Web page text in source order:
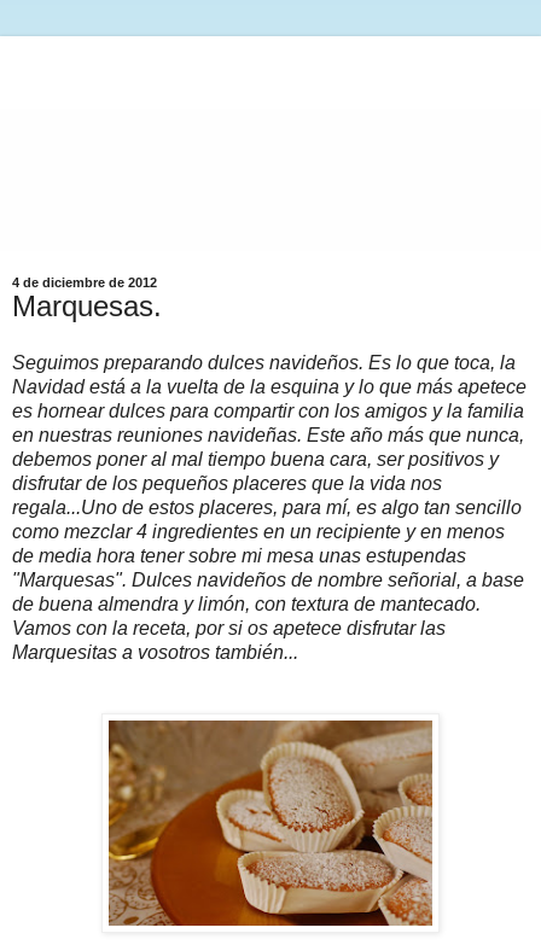
4 de diciembre de 2012
Marquesas.
Seguimos preparando dulces navideños. Es lo que toca, la
Navidad está a la vuelta de la esquina y lo que más apetece
es hornear dulces para compartir con los amigos y la familia
en nuestras reuniones navideñas. Este año más que nunca,
debemos poner al mal tiempo buena cara, ser positivos y
disfrutar de los pequeños placeres que la vida nos
regala...Uno de estos placeres, para mí, es algo tan sencillo
como mezclar 4 ingredientes en un recipiente y en menos
de media hora tener sobre mi mesa unas estupendas
"Marquesas". Dulces navideños de nombre señorial, a base
de buena almendra y limón, con textura de mantecado.
Vamos con la receta, por si os apetece disfrutar las
Marquesitas a vosotros también...